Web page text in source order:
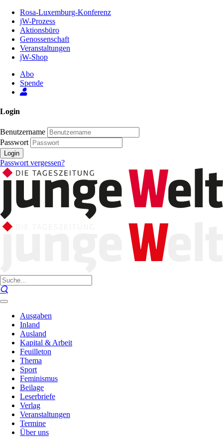
Inhalt
Seite
Rosa-Luxemburg-Konferenz
jW-Prozess
Aktionsbüro
Genossenschaft
Veranstaltungen
jW-Shop
Abo
Spende
Login
Benutzername
Passwort
Login
Passwort vergessen?
Ausgaben
Inland
Ausland
Kapital & Arbeit
Feuilleton
Thema
Sport
Feminismus
Beilage
Leserbriefe
Verlag
Veranstaltungen
Termine
Über uns